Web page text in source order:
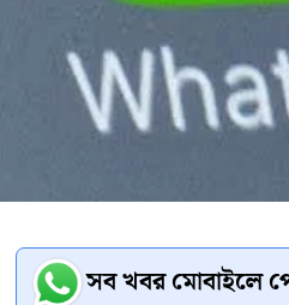
সব খবর মোবাইলে